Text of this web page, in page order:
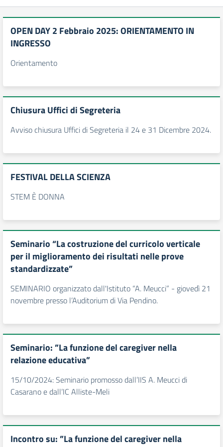
OPEN DAY 2 Febbraio 2025: ORIENTAMENTO IN
INGRESSO
Orientamento
Chiusura Uffici di Segreteria
Avviso chiusura Uffici di Segreteria il 24 e 31 Dicembre 2024.
FESTIVAL DELLA SCIENZA
STEM È DONNA
Seminario “La costruzione del curricolo verticale
per il miglioramento dei risultati nelle prove
standardizzate”
SEMINARIO organizzato dall'Istituto “A. Meucci” - giovedì 21
novembre presso l’Auditorium di Via Pendino.
Seminario: ”La funzione del caregiver nella
relazione educativa”
15/10/2024: Seminario promosso dall’IIS A. Meucci di
Casarano e dall’IC Alliste-Meli
Incontro su: ”La funzione del caregiver nella